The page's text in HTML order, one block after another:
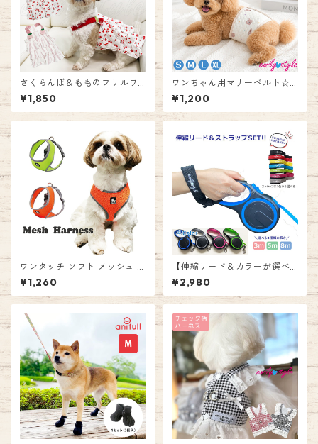
さくらんぼ＆もものフリルワ
ンピース ペットウェア ドッグ
犬 フルーツ柄 サクランボ モモ
ドレス ワンピース ガーゼ生地
女の子 春 夏 エミリースタイル
emilystyle
¥1,850
ワンちゃん用マナーベルト☆
マナーウェア 男の子 ストレッ
チ マナーパッド マナーバンド
マーキング防止対策 しつけ ト
style
¥1,200
ワンタッチ ソフト メッシュ ハ
ーネス 胴輪 犬 TRUELOVE お
散歩 簡単装着 ソフトパッド 快
適 ペット 愛犬 ドッグ エミリ
¥1,260
【伸縮リード＆カラーが選べ
るストラップセット】カラフ
ル 3m 5m 8m ロング リール
テープタイプ 巻き取り 伸びる
犬 中型犬 小型犬 長い 長め お
散歩 お出かけ リーダーウォー
ク 愛犬 ペット 男の子 女の子
エミリースタイル emilystyle
¥2,980